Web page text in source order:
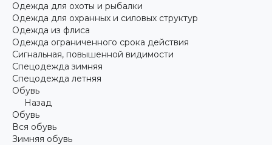
Одежда для охоты и рыбалки
Одежда для охранных и силовых структур
Одежда из флиса
Одежда ограниченного срока действия
Сигнальная, повышенной видимости
Спецодежда зимняя
Спецодежда летняя
Обувь
Назад
Обувь
Вся обувь
Зимняя обувь